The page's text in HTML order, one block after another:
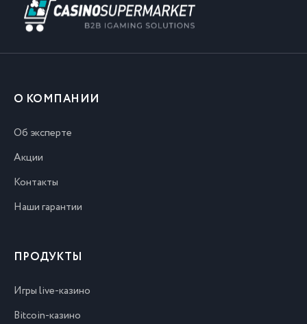
О КОМПАНИИ
Об эксперте
Акции
Контакты
Наши гарантии
ПРОДУКТЫ
Игры live-казино
Bitcoin-казино